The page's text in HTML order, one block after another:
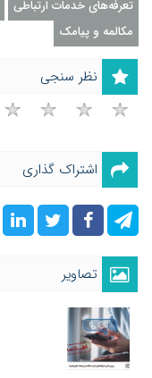
تعرفه‌های خدمات ارتباطی
مکالمه و پیامک
نظر سنجی
اشتراک گذاری
تصاویر